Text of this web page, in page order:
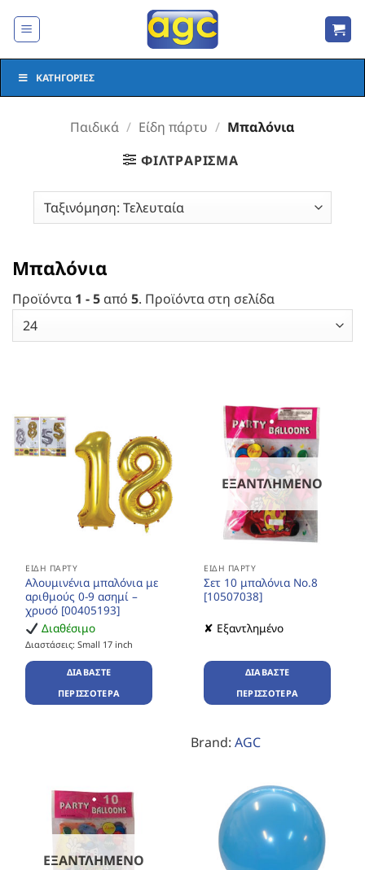
στο
ΚΑΤΗΓΟΡΊΕΣ
Παιδικά / Είδη πάρτυ / Μπαλόνια
ΦΙΛΤΡΆΡΙΣΜΑ
Μπαλόνια
Προϊόντα 1 - 5 από 5. Προϊόντα στη σελίδα
ΕΊΔΗ ΠΆΡΤΥ
Αλουμινένια μπαλόνια με
αριθμούς 0-9 ασημί –
χρυσό [00405193]
Διαθέσιμο
Διαστάσεις: Small 17 inch
ΔΙΑΒΆΣΤΕ
ΠΕΡΙΣΣΌΤΕΡΑ
ΕΞΑΝΤΛΗΜΈΝΟ
ΕΊΔΗ ΠΆΡΤΥ
Σετ 10 μπαλόνια Νο.8
[10507038]
✘ Εξαντλημένο
ΔΙΑΒΆΣΤΕ
ΠΕΡΙΣΣΌΤΕΡΑ
Brand: AGC
ΕΞΑΝΤΛΗΜΈΝΟ